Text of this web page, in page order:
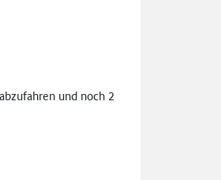
und noch 2